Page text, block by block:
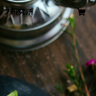
プ研究所